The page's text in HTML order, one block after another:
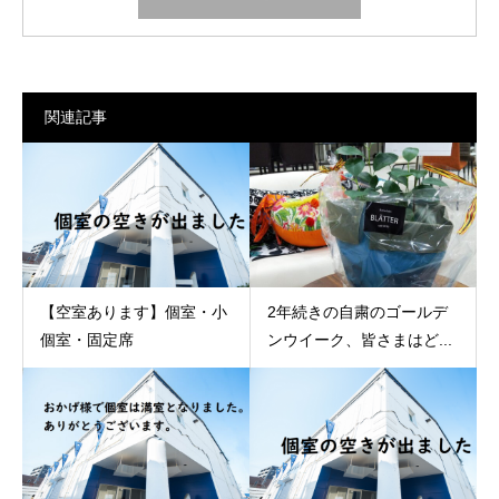
関連記事
【空室あります】個室・小
個室・固定席
2年続きの自粛のゴールデ
ンウイーク、皆さまはど...